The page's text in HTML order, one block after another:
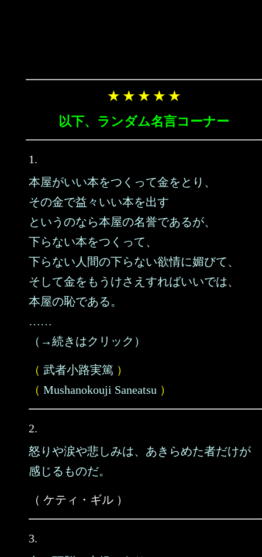
★ ★ ★ ★ ★
以下、ランダム名言コーナー
1.
本屋がいい本をつくって金をとり、
その金で益々いい本を出す
というのなら本屋の名誉であるが、
下らない本をつくって、
下らない人間の下らない欲情に媚びて、
そして金をもうけさえすればいいでは、
本屋の恥である。
……
（→続きはクリック）
（ 武者小路実篤 ）
（ Mushanokouji Saneatsu ）
2.
怒りや涙や悲しみは、あきらめた者だけが
感じるものだ。
（ ケティ・ギル ）
3.